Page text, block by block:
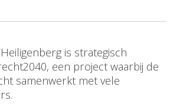
is strategisch
een project waarbij de
samenwerkt met vele